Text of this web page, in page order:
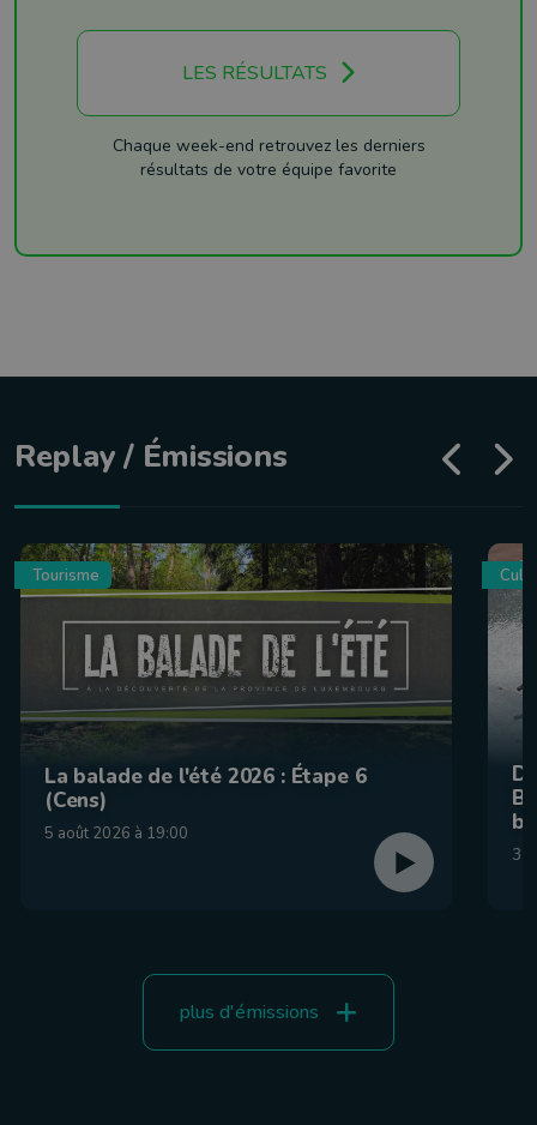
LES RÉSULTATS
Chaque week-end retrouvez les derniers
résultats de votre équipe favorite
Replay / Émissions
Tourisme
La balade de l'été 2026 : Étape 6
(Cens)
5 août 2026 à 19:00
31
plus d'émissions